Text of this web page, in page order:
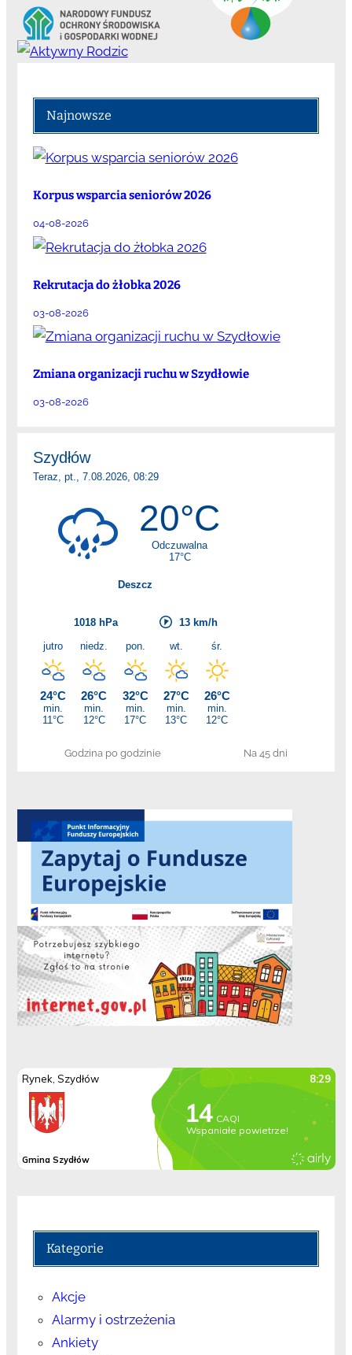
Najnowsze
Korpus wsparcia seniorów 2026
04-08-2026
Rekrutacja do żłobka 2026
03-08-2026
Zmiana organizacji ruchu w Szydłowie
03-08-2026
Godzina po godzinie Na 45 dni
Kategorie
Akcje
Alarmy i ostrzeżenia
Ankiety